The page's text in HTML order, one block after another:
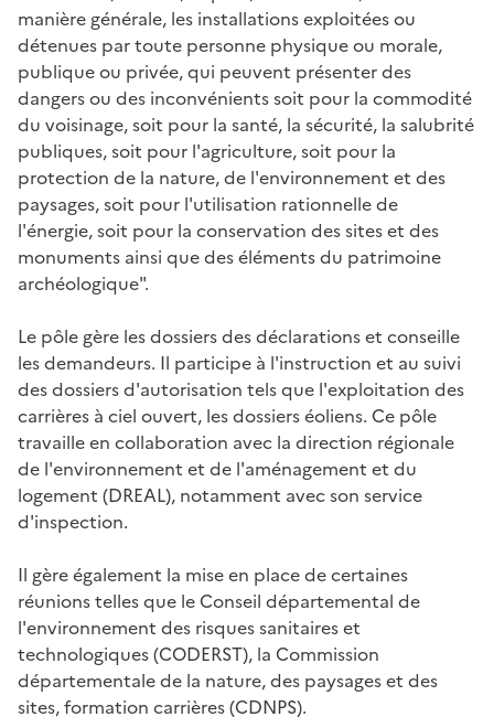
manière générale, les installations exploitées ou
détenues par toute personne physique ou morale,
publique ou privée, qui peuvent présenter des
dangers ou des inconvénients soit pour la commodité
du voisinage, soit pour la santé, la sécurité, la salubrité
publiques, soit pour l'agriculture, soit pour la
protection de la nature, de l'environnement et des
paysages, soit pour l'utilisation rationnelle de
l'énergie, soit pour la conservation des sites et des
monuments ainsi que des éléments du patrimoine
archéologique".
Le pôle gère les dossiers des déclarations et conseille
les demandeurs. Il participe à l'instruction et au suivi
des dossiers d'autorisation tels que l'exploitation des
carrières à ciel ouvert, les dossiers éoliens. Ce pôle
travaille en collaboration avec la direction régionale
de l'environnement et de l'aménagement et du
logement (DREAL), notamment avec son service
d'inspection.
Il gère également la mise en place de certaines
réunions telles que le Conseil départemental de
l'environnement des risques sanitaires et
technologiques (CODERST), la Commission
départementale de la nature, des paysages et des
sites, formation carrières (CDNPS).